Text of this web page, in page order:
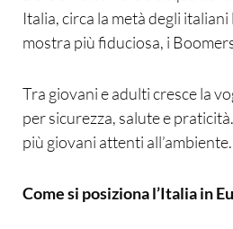
Italia, circa la metà degli
mostra più fiduciosa, i
Tra giovani e adulti cresce la
per sicurezza, salute e
più giovani attenti all’ambiente.
Come si posiziona l’Italia in